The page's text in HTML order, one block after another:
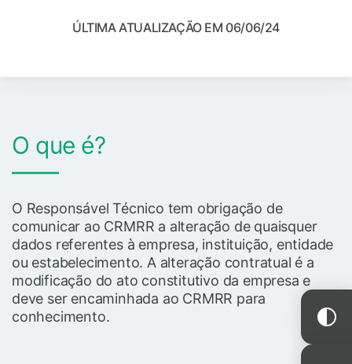
ÚLTIMA ATUALIZAÇÃO EM 06/06/24
O que é?
O Responsável Técnico tem obrigação de
comunicar ao CRMRR a alteração de quaisquer
dados referentes à empresa, instituição, entidade
ou estabelecimento. A alteração contratual é a
modificação do ato constitutivo da empresa e
deve ser encaminhada ao CRMRR para
conhecimento.